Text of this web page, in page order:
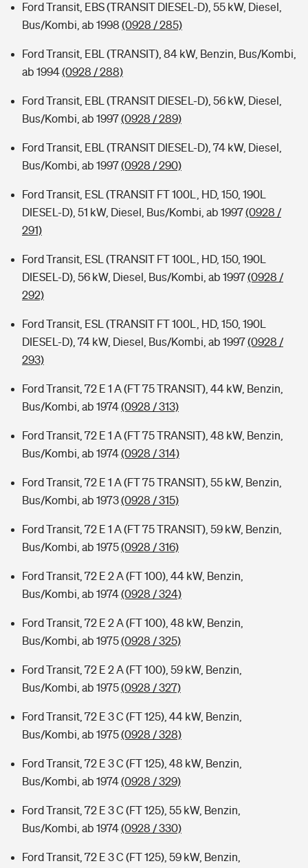
Sie haben Fragen?
Zur Übersicht
Kinderunfall-Check: Mehr Sicherheit für deine Kids
Typklassen: So ist Ihr Auto eingestuft
Sie haben Fragen?
Ford Transit, EBS (TRANSIT DIESEL-D), 55 kW, Diesel,
Bus/Kombi, ab 1998 (0928 / 285)
Ford Transit, EBL (TRANSIT), 84 kW, Benzin, Bus/Kombi,
ab 1994(0928 / 288)
Ford Transit, EBL (TRANSIT DIESEL-D), 56 kW, Diesel,
Bus/Kombi, ab 1997(0928 / 289)
Ford Transit, EBL (TRANSIT DIESEL-D), 74 kW, Diesel,
Bus/Kombi, ab 1997(0928 / 290)
Ford Transit, ESL (TRANSIT FT 100L, HD, 150, 190L
DIESEL-D), 51 kW, Diesel, Bus/Kombi, ab 1997(0928 /
291)
Ford Transit, ESL (TRANSIT FT 100L, HD, 150, 190L
DIESEL-D), 56 kW, Diesel, Bus/Kombi, ab 1997(0928 /
292)
Ford Transit, ESL (TRANSIT FT 100L, HD, 150, 190L
DIESEL-D), 74 kW, Diesel, Bus/Kombi, ab 1997(0928 /
293)
Ford Transit, 72 E 1 A (FT 75 TRANSIT), 44 kW, Benzin,
Bus/Kombi, ab 1974(0928 / 313)
Ford Transit, 72 E 1 A (FT 75 TRANSIT), 48 kW, Benzin,
Bus/Kombi, ab 1974(0928 / 314)
Ford Transit, 72 E 1 A (FT 75 TRANSIT), 55 kW, Benzin,
Bus/Kombi, ab 1973(0928 / 315)
Ford Transit, 72 E 1 A (FT 75 TRANSIT), 59 kW, Benzin,
Bus/Kombi, ab 1975(0928 / 316)
Ford Transit, 72 E 2 A (FT 100), 44 kW, Benzin,
Bus/Kombi, ab 1974(0928 / 324)
Ford Transit, 72 E 2 A (FT 100), 48 kW, Benzin,
Bus/Kombi, ab 1975(0928 / 325)
Ford Transit, 72 E 2 A (FT 100), 59 kW, Benzin,
Bus/Kombi, ab 1975(0928 / 327)
Ford Transit, 72 E 3 C (FT 125), 44 kW, Benzin,
Bus/Kombi, ab 1975(0928 / 328)
Ford Transit, 72 E 3 C (FT 125), 48 kW, Benzin,
Bus/Kombi, ab 1974(0928 / 329)
Ford Transit, 72 E 3 C (FT 125), 55 kW, Benzin,
Bus/Kombi, ab 1974(0928 / 330)
Ford Transit, 72 E 3 C (FT 125), 59 kW, Benzin,